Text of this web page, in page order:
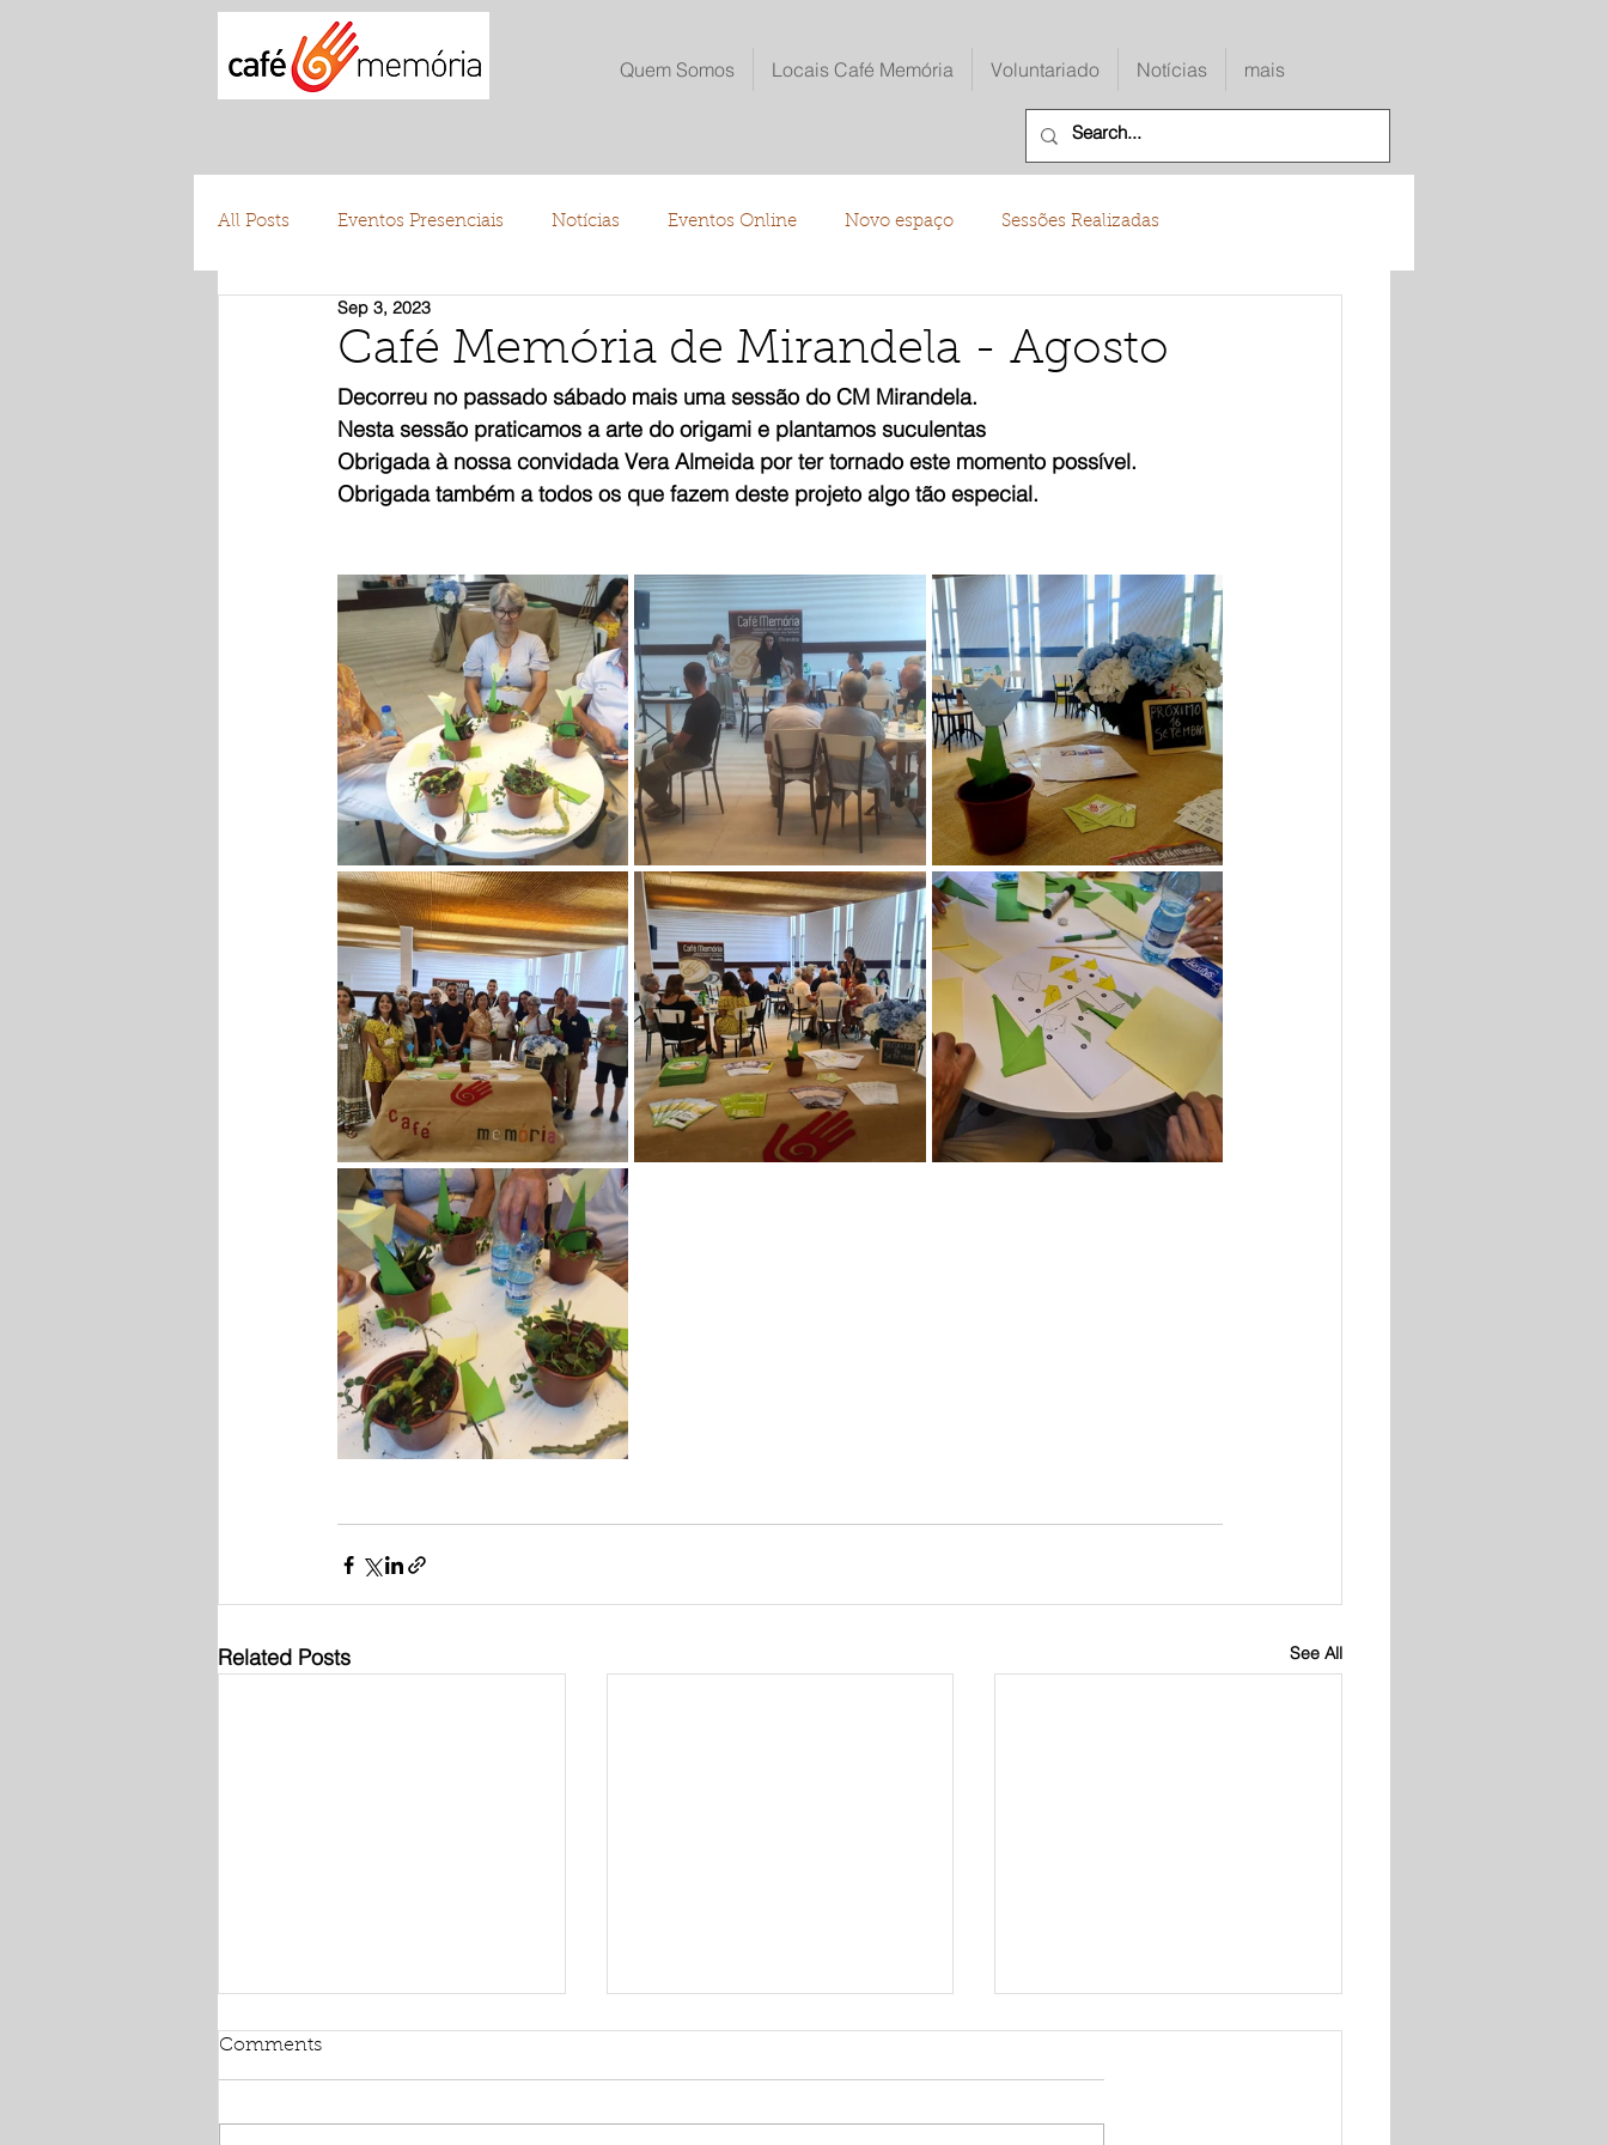
Quem Somos Locais Café Memória Voluntariado Notícias mais
All Posts Eventos Presenciais Notícias Eventos Online Novo espaço Sessões Realizadas
Testemunhos
Café Memória de Mirandela - Agosto
Sep 3, 2023
Decorreu no passado sábado mais uma sessão do CM Mirandela.
Nesta sessão praticamos a arte do origami e plantamos suculentas
Obrigada à nossa convidada Vera Almeida por ter tornado este momento possível.
Obrigada também a todos os que fazem deste projeto algo tão especial.
Related Posts See All
Comments